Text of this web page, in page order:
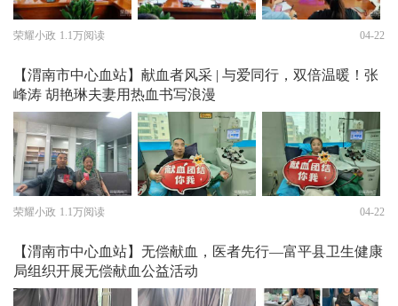
荣耀小政 1.1万阅读 04-22
【渭南市中心血站】献血者风采 | 与爱同行，双倍温暖！张
峰涛 胡艳琳夫妻用热血书写浪漫
荣耀小政 1.1万阅读 04-22
【渭南市中心血站】无偿献血，医者先行—富平县卫生健康
局组织开展无偿献血公益活动